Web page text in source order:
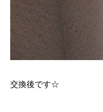
交換後です☆